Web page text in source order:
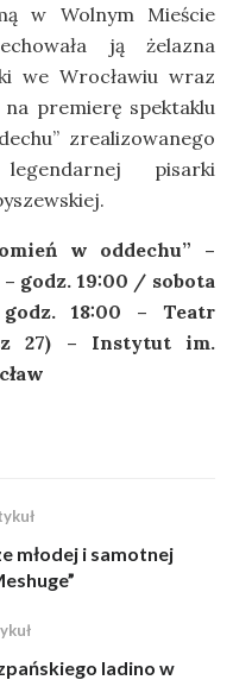
w Wolnym Mieście
ją żelazna
we Wrocławiu wraz
na premierę spektaklu
zrealizowanego
pisarki
w oddechu” –
godz. 19:00 / sobota
18:00 – Teatr
27) – Instytut im.
młodej i samotnej
ladino w